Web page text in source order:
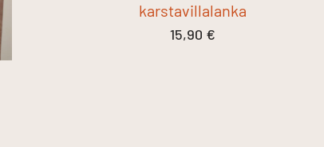
karstavillalanka
15,90 €